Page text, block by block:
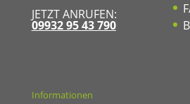
JETZT ANRUFEN:
09932 95 43 790
Informationen